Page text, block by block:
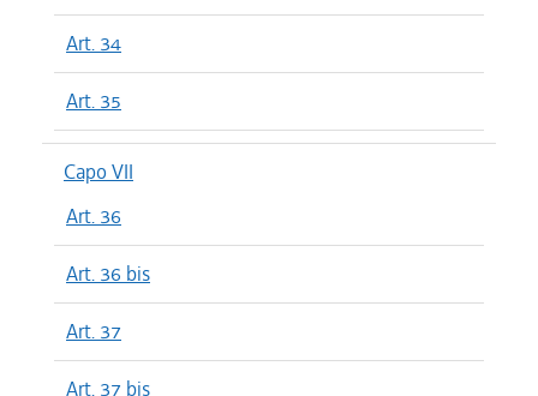
Art. 34
Art. 35
Capo VII
Art. 36
Art. 36 bis
Art. 37
Art. 37 bis